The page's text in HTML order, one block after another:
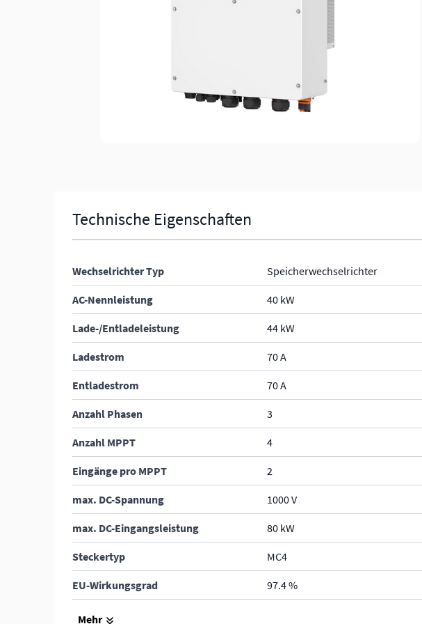
Technische Eigenschaften
Wechselrichter Typ Speicherwechselrichter
AC-Nennleistung 40 kW
Lade-/Entladeleistung 44 kW
Ladestrom 70 A
Entladestrom 70 A
Anzahl Phasen 3
Anzahl MPPT 4
Eingänge pro MPPT 2
max. DC-Spannung 1000 V
max. DC-Eingangsleistung 80 kW
Steckertyp MC4
EU-Wirkungsgrad 97.4 %
max. Wirkungsgrad
Mehr